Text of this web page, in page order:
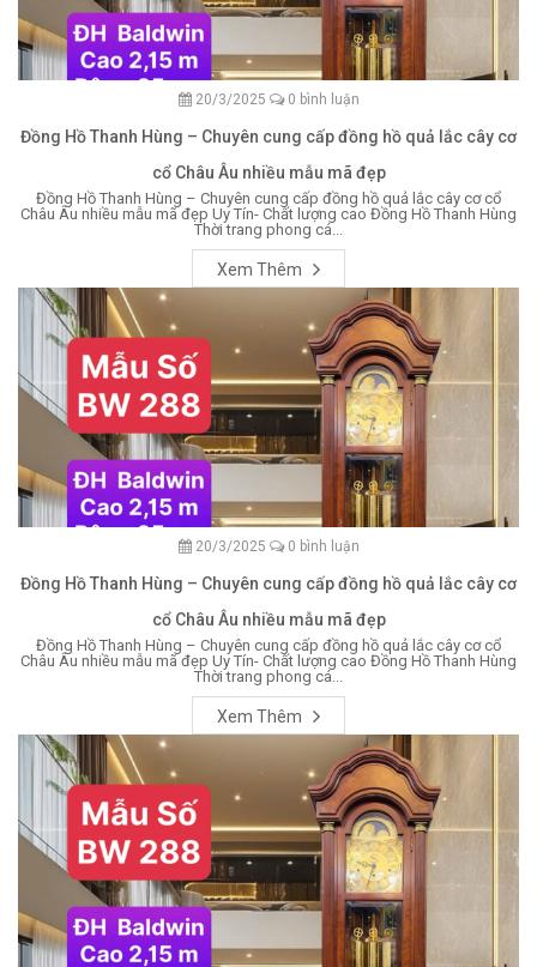
20/3/2025 0 bình luận
Đồng Hồ Thanh Hùng – Chuyên cung cấp đồng hồ quả lắc cây cơ
cổ Châu Âu nhiều mẫu mã đẹp
Đồng Hồ Thanh Hùng – Chuyên cung cấp đồng hồ quả lắc cây cơ cổ
Châu Âu nhiều mẫu mã đẹp Uy Tín- Chất lượng cao Đồng Hồ Thanh Hùng
Thời trang phong cá...
Xem Thêm
20/3/2025 0 bình luận
Đồng Hồ Thanh Hùng – Chuyên cung cấp đồng hồ quả lắc cây cơ
cổ Châu Âu nhiều mẫu mã đẹp
Đồng Hồ Thanh Hùng – Chuyên cung cấp đồng hồ quả lắc cây cơ cổ
Châu Âu nhiều mẫu mã đẹp Uy Tín- Chất lượng cao Đồng Hồ Thanh Hùng
Thời trang phong cá...
Xem Thêm